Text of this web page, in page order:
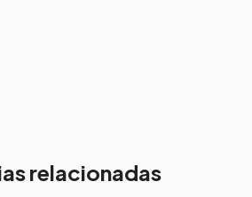
relacionadas